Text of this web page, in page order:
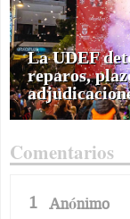
La UDEF
reparos,
Comentarios
1 Anónimo